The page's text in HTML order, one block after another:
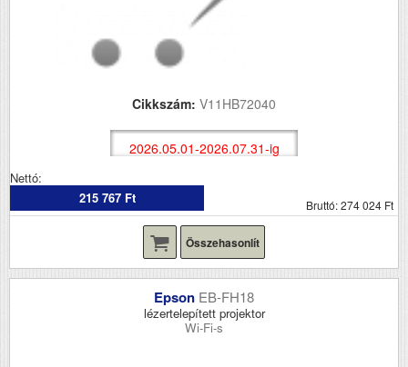
Cikkszám: V11HB72040
2026.05.01-2026.07.31-ig
Nettó:
215 767 Ft
Bruttó: 274 024 Ft
Összehasonlít
Epson EB-FH18
lézertelepített projektor
Wi-Fi-s